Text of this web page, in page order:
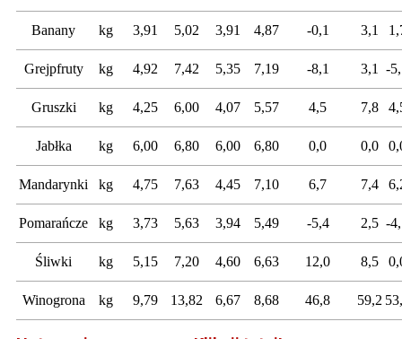
Banany kg 3,91 5,02 3,91 4,87 -0,1 3,1
Grejpfruty kg 4,92 7,42 5,35 7,19 -8,1 3,1 -
Gruszki kg 4,25 6,00 4,07 5,57 4,5 7,8
Jabłka kg 6,00 6,80 6,00 6,80 0,0 0,0
Mandarynki kg 4,75 7,63 4,45 7,10 6,7 7,4
Pomarańcze kg 3,73 5,63 3,94 5,49 -5,4 2,5 -
Śliwki kg 5,15 7,20 4,60 6,63 12,0 8,5
Winogrona kg 9,79 13,82 6,67 8,68 46,8 59,2